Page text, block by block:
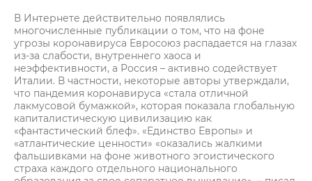
В Интернете действительно появлялись
многочисленные публикации о том, что на фоне
угрозы коронавируса Евросоюз распадается на глазах
из-за слабости, внутреннего хаоса и
неэффективности, а Россия – активно содействует
Италии. В частности, некоторые авторы утверждали,
что пандемия коронавируса «стала отличной
лакмусовой бумажкой», которая показала глобальную
капиталистическую цивилизацию как
«фантастический блеф». «Единство Европы» и
«атлантические ценности» «оказались жалкими
фальшивками на фоне животного эгоистического
страха каждого отдельного национального